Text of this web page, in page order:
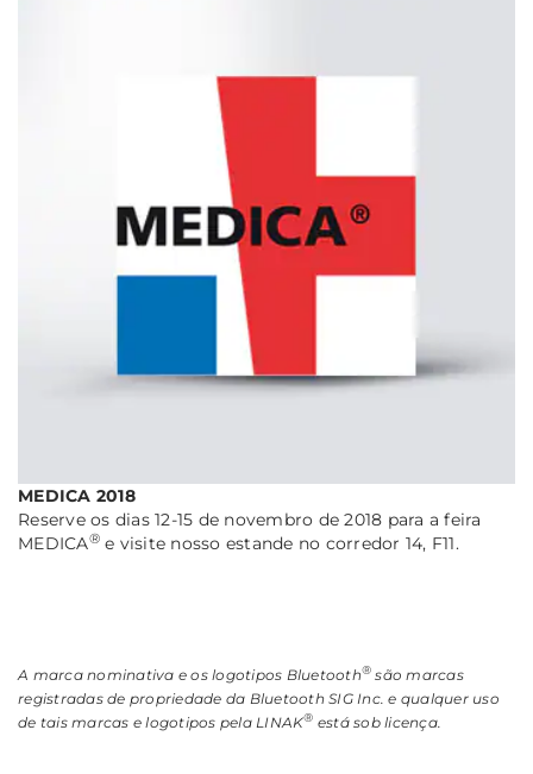
MEDICA 2018
Reserve os dias 12-15 de novembro de 2018 para a feira
MEDICA®e visite nosso estande no corredor 14, F11.
A marca nominativa e os logotipos Bluetooth® são marcas
registradas de propriedade da Bluetooth SIG Inc. e qualquer uso
de tais marcas e logotipos pela LINAK® está sob licença.